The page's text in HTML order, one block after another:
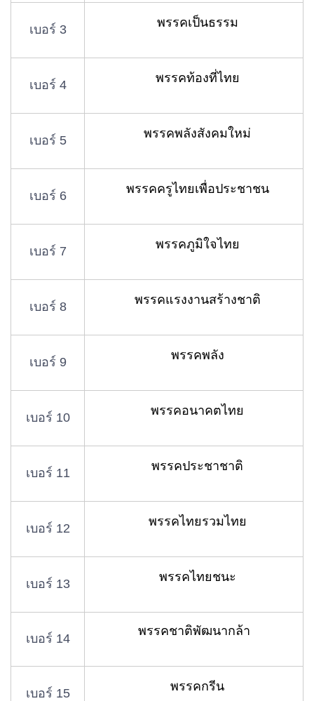
เบอร์ 3 พรรคเป็นธรรม
เบอร์ 4 พรรคท้องที่ไทย
เบอร์ 5 พรรคพลังสังคมใหม่
เบอร์ 6 พรรคครูไทยเพื่อประชาชน
เบอร์ 7 พรรคภูมิใจไทย
เบอร์ 8 พรรคแรงงานสร้างชาติ
เบอร์ 9 พรรคพลัง
เบอร์ 10 พรรคอนาคตไทย
เบอร์ 11 พรรคประชาชาติ
เบอร์ 12 พรรคไทยรวมไทย
เบอร์ 13 พรรคไทยชนะ
เบอร์ 14
พรรคชาติพัฒนากล้า
เบอร์ 15 พรรคกรีน